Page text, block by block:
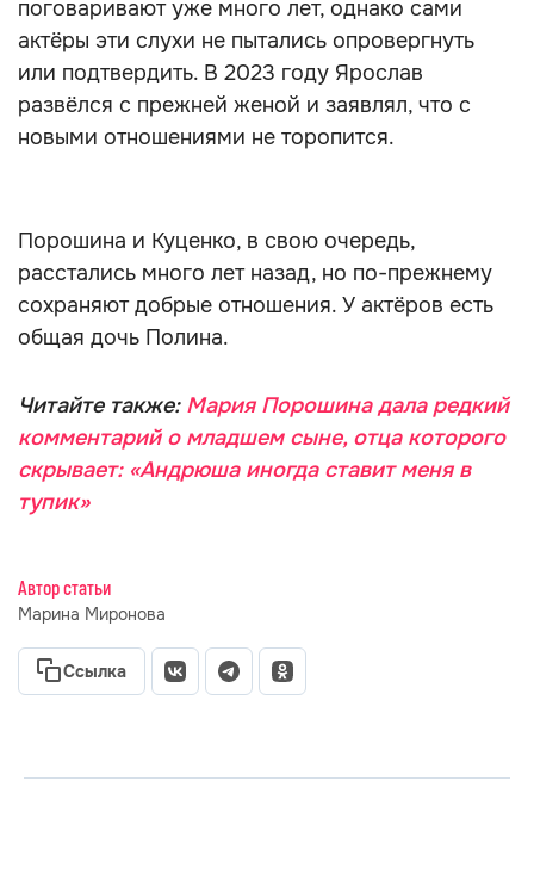
поговаривают уже много лет, однако сами
актёры эти слухи не пытались опровергнуть
или подтвердить. В 2023 году Ярослав
развёлся с прежней женой и заявлял, что с
новыми отношениями не торопится.
Порошина и Куценко, в свою очередь,
расстались много лет назад, но по-прежнему
сохраняют добрые отношения. У актёров есть
общая дочь Полина.
Читайте также: Мария Порошина дала редкий
комментарий о младшем сыне, отца которого
скрывает: «Андрюша иногда ставит меня в
тупик»
Автор статьи
Марина Миронова
Ссылка